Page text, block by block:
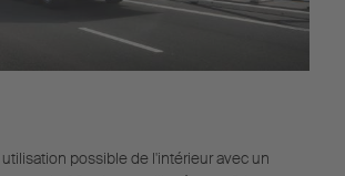
possible de l'intérieur avec un